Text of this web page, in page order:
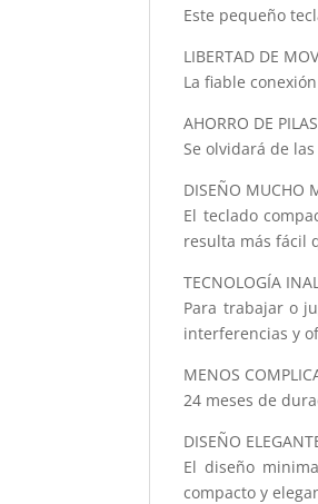
Este pequeño
LIBERTAD DE
La fiable
AHORRO DE PILAS
Se olvidará de
DISEÑO MUCHO
El teclado
resulta más fácil
TECNOLOGÍA
Para trabajar o
interferencias y
MENOS
24 meses de
DISEÑO
El diseño
compacto y